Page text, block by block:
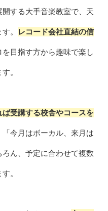
開する大手音楽教室で、天
。 レコード会社直結の信
を目指す方から趣味で楽し
。
ば受講する校舎やコースを
「今月はボーカル、来月は
ん、予定に合わせて複数
。